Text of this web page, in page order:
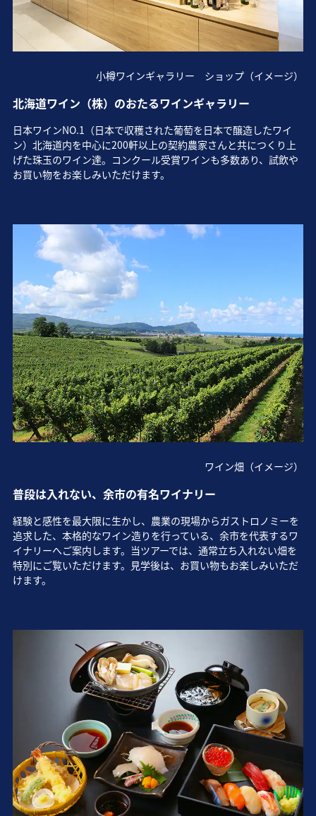
小樽ワインギャラリー ショップ（イメージ）
北海道ワイン（株）のおたるワインギャラリー
日本ワインNO.1（日本で収穫された葡萄を日本で醸造したワイ
ン）北海道内を中心に200軒以上の契約農家さんと共につくり上
げた珠玉のワイン達。コンクール受賞ワインも多数あり、試飲や
お買い物をお楽しみいただけます。
ワイン畑（イメージ）
普段は入れない、余市の有名ワイナリー
経験と感性を最大限に生かし、農業の現場からガストロノミーを
追求した、本格的なワイン造りを行っている、余市を代表するワ
イナリーへご案内します。当ツアーでは、通常立ち入れない畑を
特別にご覧いただけます。見学後は、お買い物もお楽しみいただ
けます。